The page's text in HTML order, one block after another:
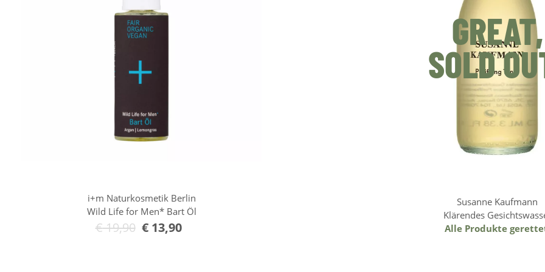
i+m Naturkosmetik Berlin
Wild Life for Men* Bart Öl
€19,90 €13,90
GREAT,
SOLD
Susanne Kaufmann
Klärendes
Alle Produkte